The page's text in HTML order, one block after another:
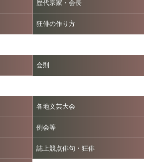
歴代宗家・会長
狂俳の作り方
会則
各地文芸大会
例会等
誌上競点俳句・狂俳